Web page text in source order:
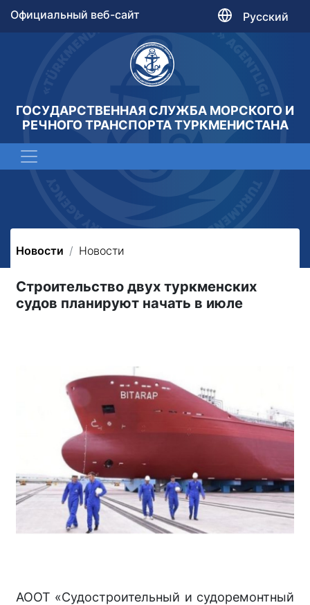
Официальный веб-сайт Русский
ГОСУДАРСТВЕННАЯ СЛУЖБА МОРСКОГО И
РЕЧНОГО ТРАНСПОРТА ТУРКМЕНИСТАНА
Новости Новости
Строительство двух туркменских
судов планируют начать в июле
АООТ «Судостроительный и судоремонтный